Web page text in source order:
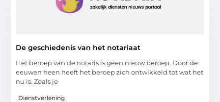
De geschiedenis van het notariaat
Het beroep van de notaris is geen nieuw beroep. Door de
eeuwen heen heeft het beroep zich ontwikkeld tot wat het
nu is. Zoals je
Dienstverlening